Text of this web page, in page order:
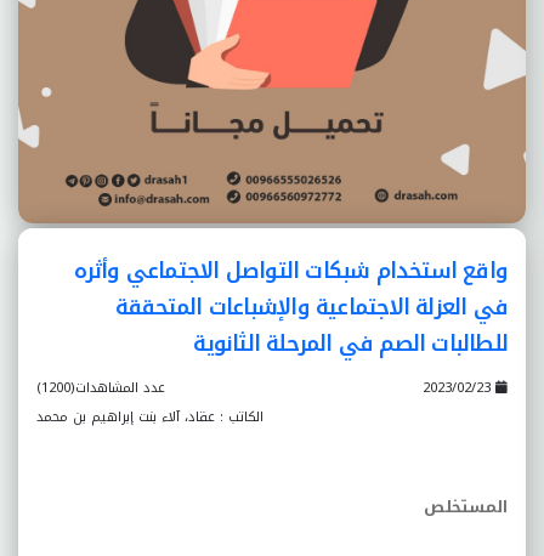
واقع استخدام شبكات التواصل الاجتماعي وأثره
في العزلة الاجتماعية والإشباعات المتحققة
للطالبات الصم في المرحلة الثانوية
عدد المشاهدات(1200)
الكاتب : عقاد، آلاء بنت إبراهيم بن محمد
المستخلص